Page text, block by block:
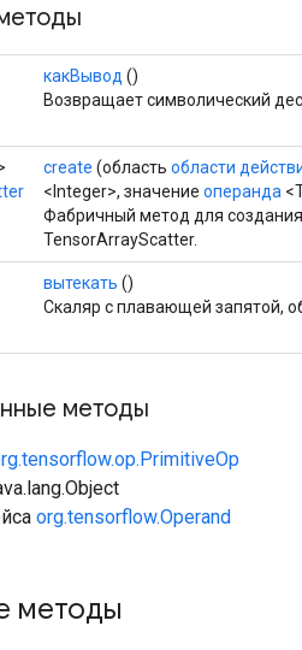
какВывод ()
Возвращает символический
create (область области
<Integer>, значение операнда
Фабричный метод для
TensorArrayScatter.
вытекать ()
Скаляр с плавающей запятой,
методы
org.tensorflow.Operand
методы